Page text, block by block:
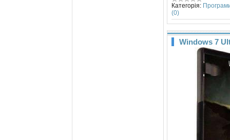
Категорія:
(0)
Windows 7